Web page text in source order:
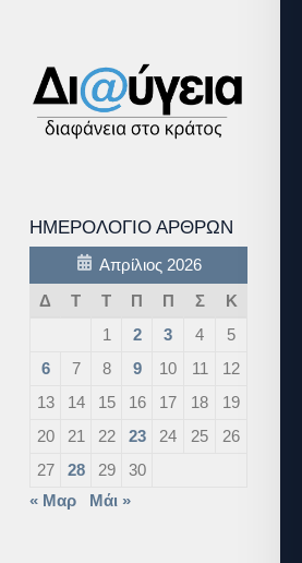
ΗΜΕΡΟΛΌΓΙΟ ΆΡΘΡΩΝ
Απρίλιος 2026
Δ
Τ Τ Π Π Σ
Κ
1
2 3 4
5
6
7 8 9 10 11
12
13
14 15 16 17 18
19
20
21 22 23 24 25
26
27
28 29
30
« Μαρ
Μάι »